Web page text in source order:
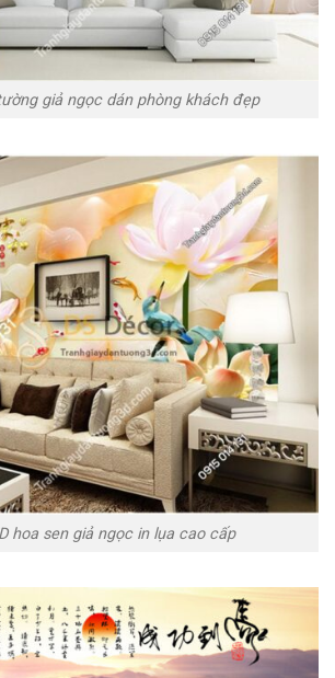
giả ngọc dán phòng khách đẹp
hoa sen giả ngọc in lụa cao cấp